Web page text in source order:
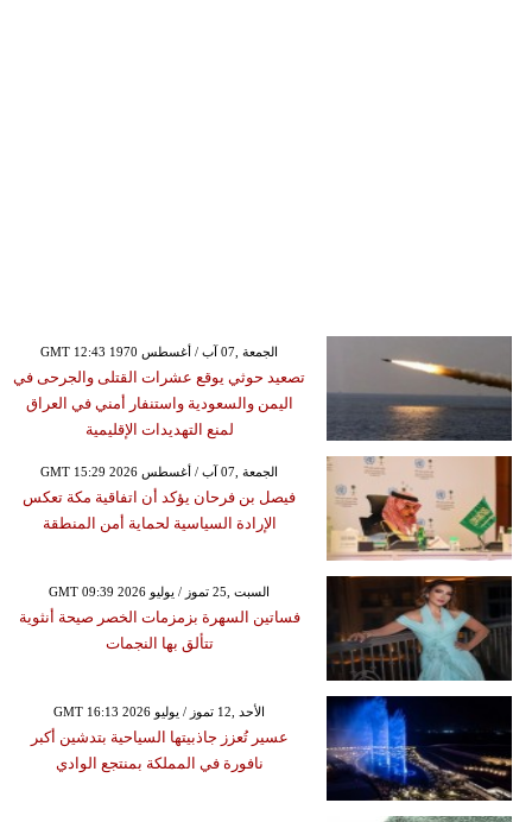
GMT 12:43 1970 الجمعة ,07 آب / أغسطس
تصعيد حوثي يوقع عشرات القتلى والجرحى في
اليمن والسعودية واستنفار أمني في العراق
لمنع التهديدات الإقليمية
GMT 15:29 2026 الجمعة ,07 آب / أغسطس
فيصل بن فرحان يؤكد أن اتفاقية مكة تعكس
الإرادة السياسية لحماية أمن المنطقة
GMT 09:39 2026 السبت ,25 تموز / يوليو
فساتين السهرة بزمزمات الخصر صيحة أنثوية
تتألق بها النجمات
GMT 16:13 2026 الأحد ,12 تموز / يوليو
عسير تُعزز جاذبيتها السياحية بتدشين أكبر
نافورة في المملكة بمنتجع الوادي